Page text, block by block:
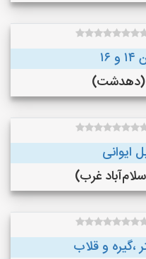
ایوانی
،گیره و قلاب